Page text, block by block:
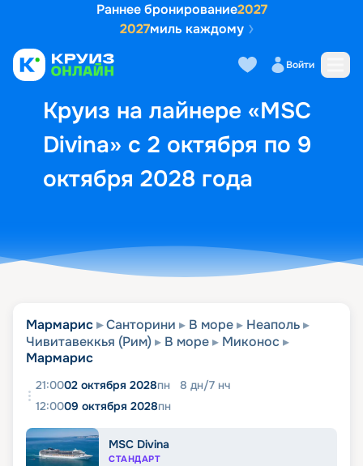
Раннее бронирование2027
2027миль каждому
Войти
Круиз на лайнере «MSC
Divina» с 2 октября по 9
октября 2028 года
Выбор кают Маршрут и
Мармарис Санторини В море
Неаполь
Чивитавеккья (Рим)
В море
Миконос
Мармарис
21:0002 октября 2028пн 8 дн/7 нч
12:0009 октября 2028пн
MSC Divina
СТАНДАРТ